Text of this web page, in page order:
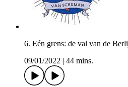
6. Eén grens: de val van de
09/01/2022
44 mins.